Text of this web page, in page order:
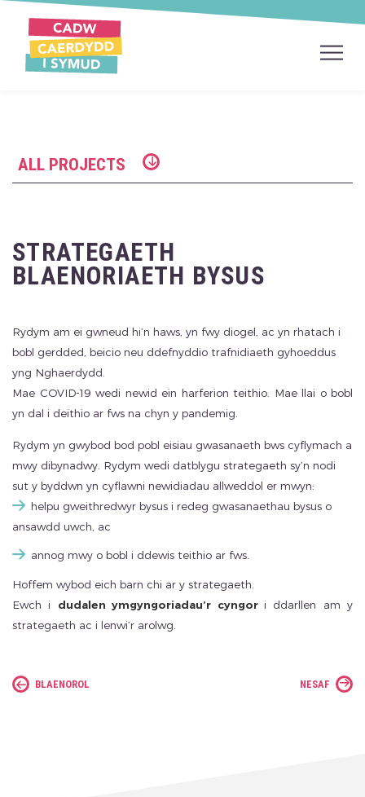
ALL PROJECTS
STRATEGAETH
BLAENORIAETH BYSUS
​​​​​​​​Rydym am ei gwneud hi’n haws, yn fwy diogel, ac yn rhatach i
bobl gerdded, beicio neu ddefnyddio trafnidiaeth gyhoeddus
yng Nghaerdydd.
Mae COVID-19 wedi newid ein harferion teithio. Mae llai o bobl
yn dal i deithio ar fws na chyn y pandemig.
Rydym yn gwybod bod pobl eisiau gwasanaeth bws cyflymach a
mwy dibynadwy. Rydym wedi datblygu strategaeth sy’n nodi
sut y byddwn yn cyflawni newidiadau allweddol er mwyn:
helpu gweithredwyr bysus i redeg gwasanaethau bysus o
ansawdd uwch, ac
annog mwy o bobl i ddewis teithio ar fws.
Hoffem wybod eich barn chi ar y strategaeth.
Ewch i dudalen ymgyngoriadau’r cyngor i ddarllen am y
strategaeth ac i lenwi’r arolwg.
BLAENOROL NESAF